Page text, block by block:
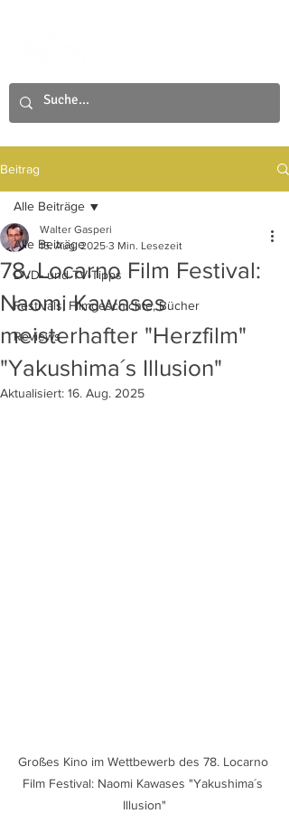
Beitrag
Alle Beiträge
DVD- und TV-Tipps
Festivals, Filmgeschichte, Bücher
Reviews
Alle Beiträge
78. Locarno Film Festival:
Naomi Kawases
meisterhafter "Herzfilm"
"Yakushima´s Illusion"
Walter Gasperi
15. Aug. 2025 3 Min. Lesezeit
Aktualisiert: 16. Aug. 2025
Großes Kino im Wettbewerb des 78. Locarno
Film Festival: Naomi Kawases "Yakushima´s
Illusion"